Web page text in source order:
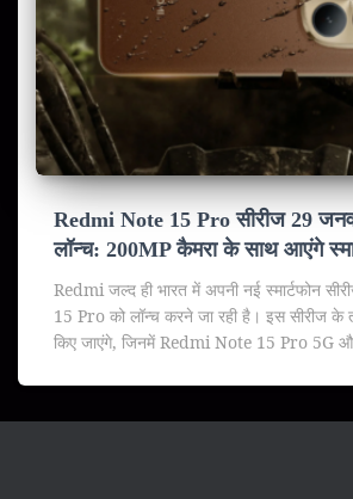
Redmi Note 15 Pro सीरीज 29
लॉन्च: 200MP कैमरा के साथ आएंगे
Redmi जल्द ही भारत में अपनी नई स्मार्टफोन
15 Pro को लॉन्च करने जा रही है। इस सीरीज के
किए जाएंगे, जिनमें Redmi Note 15 Pro 5G